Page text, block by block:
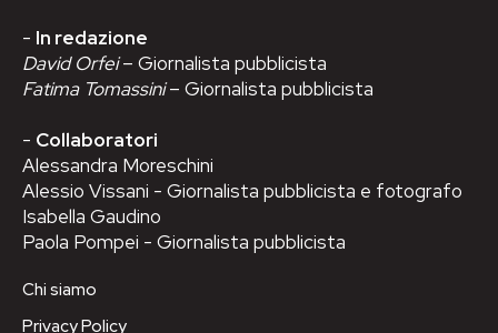
- In redazione
David Orfei– Giornalista pubblicista
Fatima Tomassini– Giornalista pubblicista
- Collaboratori
Alessandra Moreschini
Alessio Vissani - Giornalista pubblicista e fotografo
Isabella Gaudino
Paola Pompei - Giornalista pubblicista
Chi siamo
Privacy Policy